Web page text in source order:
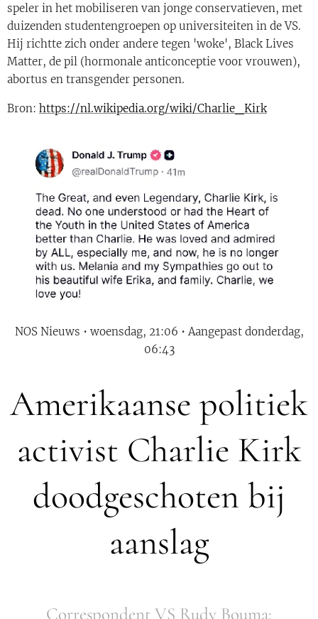
speler in het mobiliseren van jonge conservatieven, met
duizenden studentengroepen op universiteiten in de VS.
Hij richtte zich onder andere tegen 'woke', Black Lives
Matter, de pil (hormonale anticonceptie voor vrouwen),
abortus en transgender personen.
Bron: https://nl.wikipedia.org/wiki/Charlie_Kirk
NOS Nieuws • woensdag, 21:06 • Aangepast donderdag,
06:43
Amerikaanse politiek
activist Charlie Kirk
doodgeschoten bij
aanslag
Correspondent VS Rudy Bouma: